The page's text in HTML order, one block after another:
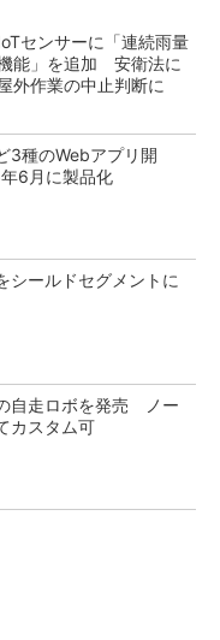
センサーに「連続雨量
能」を追加 安衛法に
外作業の中止判断に
3種のWebアプリ開
6月に製品化
シールドセグメントに
自走ロボを発売 ノー
カスタム可